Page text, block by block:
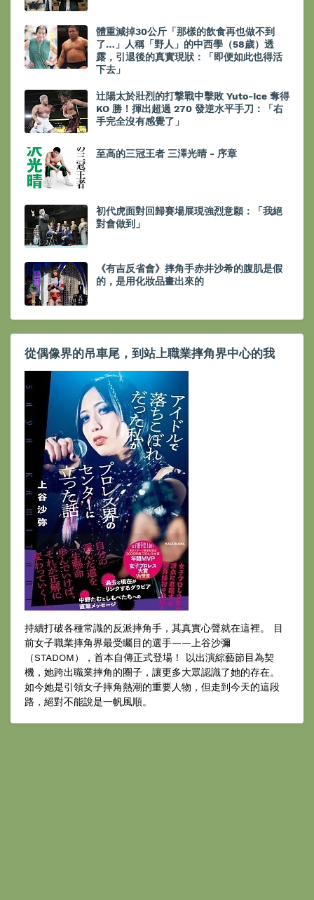
體重減掉30公斤「那樣的飲食再也做不到
了…」人稱「野人」的中西學（58歲）透
露，引退後的真實現狀：「即便如此也得活
下去」
辻陽太於壯烈的打撃戰中擊敗 Yuto-Ice 奪得
KO 勝！揮出超過 270 發逆水平手刀：「右
手完全沒有感覺了」
至高的三冠王者 三澤光晴 - 序章
初代虎面對回歸賽場展現強烈意願：「我絕
對會做到」
《有吉反省會》摔角手赤井沙希的腹肌是假
的，是用化妝品畫出來的
從偶像界的吊車尾，到站上職業摔角界中心的我
持續打破各種常識的反派摔角手，其真實心聲就在這裡。 目
前女子職業摔角界最受矚目的選手——上谷沙彌
（STADOM），首本自傳正式登場！ 以出演綜藝節目為契
機，她跨出職業摔角的圈子，讓更多大眾認識了她的存在。
如今她是引領女子摔角熱潮的重要人物，但走到今天的這段
路，絕對不能說是一帆風順。